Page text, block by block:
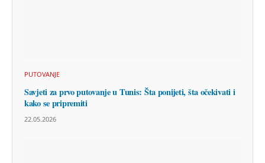
PUTOVANJE
Savjeti za prvo putovanje u Tunis: Šta ponijeti, šta očekivati i
kako se pripremiti
22.05.2026